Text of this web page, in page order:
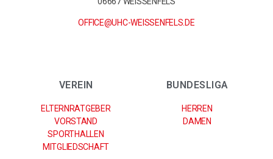
OFFICE@UHC-WEISSENFELS.DE
VEREIN
ELTERNRATGEBER
VORSTAND
SPORTHALLEN
MITGLIEDSCHAFT
BUNDESLIGA
HERREN
DAMEN